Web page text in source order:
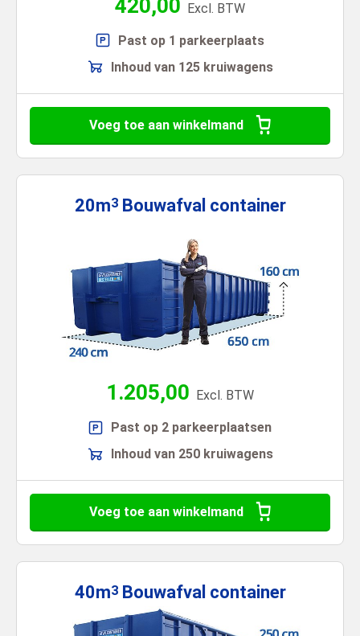
420,00 Excl. BTW
Past op 1 parkeerplaats
Inhoud van 125 kruiwagens
Voeg toe aan winkelmand
20m3 Bouwafval container
1.205,00 Excl. BTW
Past op 2 parkeerplaatsen
Inhoud van 250 kruiwagens
Voeg toe aan winkelmand
40m3 Bouwafval container